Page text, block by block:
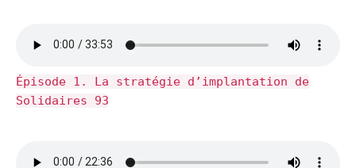
Épisode 1. La stratégie d’implantation de
Solidaires 93